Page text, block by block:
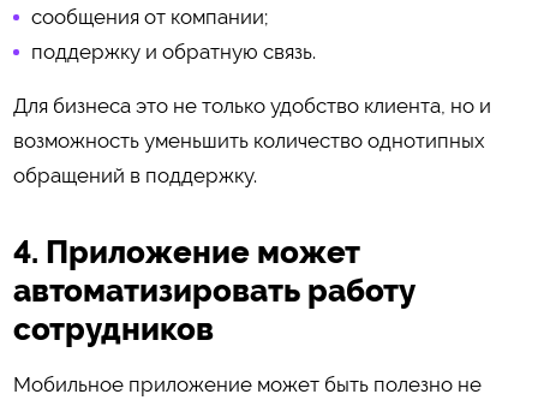
сообщения от компании;
поддержку и обратную связь.
Для бизнеса это не только удобство клиента, но и
возможность уменьшить количество однотипных
обращений в поддержку.
4. Приложение может
автоматизировать работу
сотрудников
Мобильное приложение может быть полезно не